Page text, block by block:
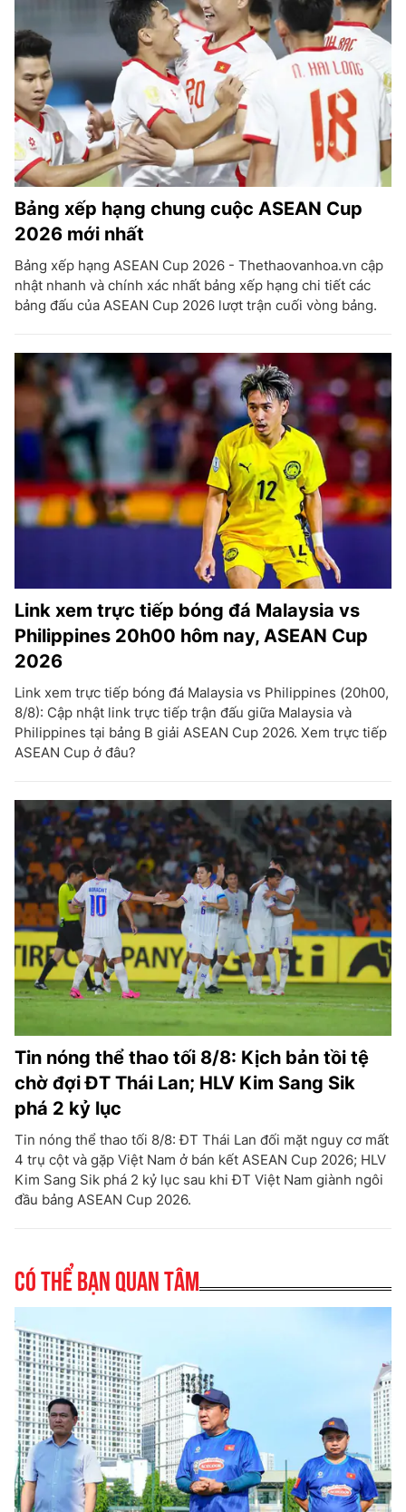
Bảng xếp hạng chung cuộc ASEAN Cup
2026 mới nhất
Bảng xếp hạng ASEAN Cup 2026 - Thethaovanhoa.vn cập
nhật nhanh và chính xác nhất bảng xếp hạng chi tiết các
bảng đấu của ASEAN Cup 2026 lượt trận cuối vòng bảng.
Link xem trực tiếp bóng đá Malaysia vs
Philippines 20h00 hôm nay, ASEAN Cup
2026
Link xem trực tiếp bóng đá Malaysia vs Philippines (20h00,
8/8): Cập nhật link trực tiếp trận đấu giữa Malaysia và
Philippines tại bảng B giải ASEAN Cup 2026. Xem trực tiếp
ASEAN Cup ở đâu?
Tin nóng thể thao tối 8/8: Kịch bản tồi tệ
chờ đợi ĐT Thái Lan; HLV Kim Sang Sik
phá 2 kỷ lục
Tin nóng thể thao tối 8/8: ĐT Thái Lan đối mặt nguy cơ mất
4 trụ cột và gặp Việt Nam ở bán kết ASEAN Cup 2026; HLV
Kim Sang Sik phá 2 kỷ lục sau khi ĐT Việt Nam giành ngôi
đầu bảng ASEAN Cup 2026.
Có thể bạn quan tâm